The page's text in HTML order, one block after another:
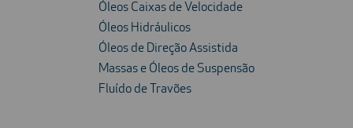
Óleos Caixas de Velocidade
Óleos Hidráulicos
Óleos de Direção Assistida
Massas e Óleos de Suspensão
Fluído de Travões